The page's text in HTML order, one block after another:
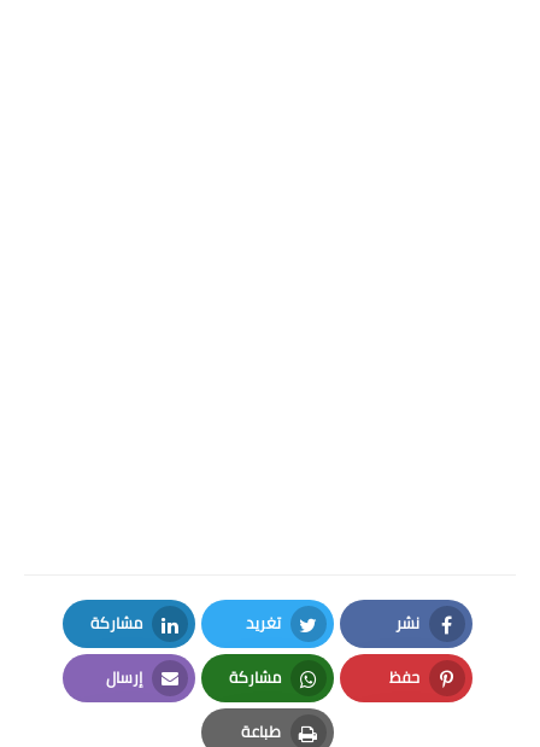
نشر
Facebook
تغريد
Twitter
مشاركة
LinkedIn
حفظ
Pinterest
مشاركة
Whatsapp
إرسال
Email
طباعة